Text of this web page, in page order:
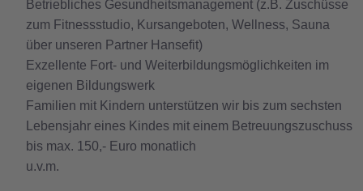
Betriebliches Gesundheitsmanagement (z.B. Zuschüsse
zum Fitnessstudio, Kursangeboten, Wellness, Sauna
über unseren Partner Hansefit)
Exzellente Fort- und Weiterbildungsmöglichkeiten im
eigenen Bildungswerk
Familien mit Kindern unterstützen wir bis zum sechsten
Lebensjahr eines Kindes mit einem Betreuungszuschuss
bis max. 150,- Euro monatlich
u.v.m.